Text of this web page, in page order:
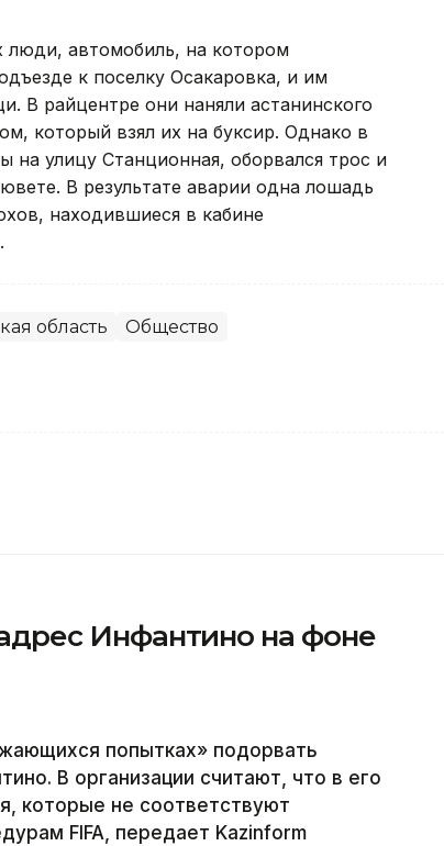
автомобиль, на котором
к поселку Осакаровка, и им
В райцентре они наняли астанинского
который взял их на буксир. Однако в
на улицу Станционная, оборвался трос и
В результате аварии одна лошадь
находившиеся в кабине
область Общество
Инфантино на фоне
попытках» подорвать
В организации считают, что в его
которые не соответствуют
FIFA, передает Kazinform